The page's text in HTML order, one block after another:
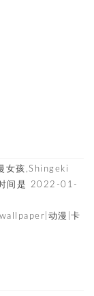
女孩,Shingeki
间是 2022-01-
动漫|卡